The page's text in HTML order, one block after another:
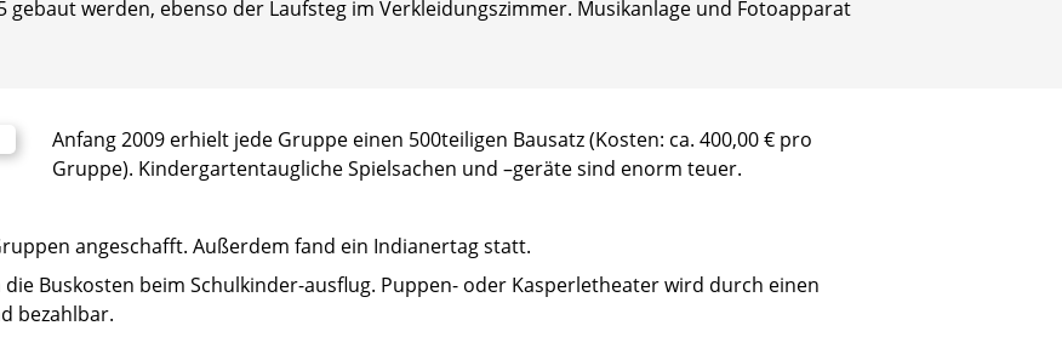
gebaut werden, ebenso der Laufsteg im Verkleidungszimmer. Musikanlage und Fotoapparat
Anfang 2009 erhielt jede Gruppe einen 500teiligen Bausatz (Kosten: ca. 400,00 € pro
Gruppe). Kindergartentaugliche Spielsachen und –geräte sind enorm teuer.
angeschafft. Außerdem fand ein Indianertag statt.
Buskosten beim Schulkinder-ausflug. Puppen- oder Kasperletheater wird durch einen
bezahlbar.